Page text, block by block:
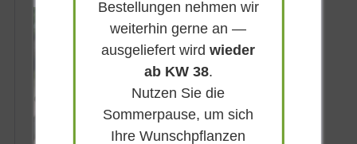
Weiß-rosa
Lieferbar
Bestellungen nehmen wir
weiterhin gerne an —
ausgeliefert wirdwieder
ab KW 38.
Nutzen Sie die
Sommerpause, um sich
Ihre Wunschpflanzen